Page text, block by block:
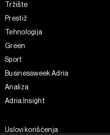
Tržište
Prestiž
Tehnologija
Green
Sport
Businessweek Adria
Analiza
Adria Insight
Uslovi korišćenja